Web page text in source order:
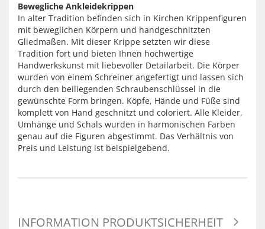
Bewegliche Ankleidekrippen
In alter Tradition befinden sich in Kirchen Krippenfiguren
mit beweglichen Körpern und handgeschnitzten
Gliedmaßen. Mit dieser Krippe setzten wir diese
Tradition fort und bieten Ihnen hochwertige
Handwerkskunst mit liebevoller Detailarbeit. Die Körper
wurden von einem Schreiner angefertigt und lassen sich
durch den beiliegenden Schraubenschlüssel in die
gewünschte Form bringen. Köpfe, Hände und Füße sind
komplett von Hand geschnitzt und coloriert. Alle Kleider,
Umhänge und Schals wurden in harmonischen Farben
genau auf die Figuren abgestimmt. Das Verhältnis von
Preis und Leistung ist beispielgebend.
INFORMATION PRODUKTSICHERHEIT